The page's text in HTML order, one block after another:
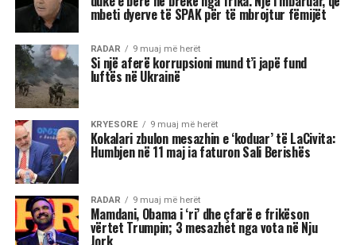
rigjejmë veten dhe të marrim vendime që do të
na ndikojnë për muaj me radhë.
“Është ekuinoksi i vjeshtës, dita barazohet me
natën dhe na fton në reflektim”, tha Shehu, duke
nënvizuar se kjo javë do të shënohet nga
tensione, lëvizje të papritura, dinamizëm në
marrëdhënie dhe sfida ekonomike. Për disa
shenja, kjo është një javë premtuese që hap dyer
të reja, për të tjera, një moment i ndjeshëm ku
fati kërkon maturi dhe vetëpërmbajtje